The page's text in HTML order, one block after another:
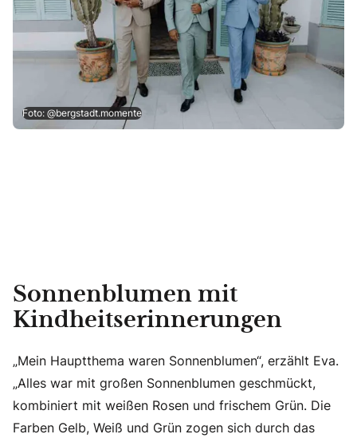
Foto: @bergstadt.momente
Sonnenblumen mit
Kindheitserinnerungen
„Mein Hauptthema waren Sonnenblumen“, erzählt Eva.
„Alles war mit großen Sonnenblumen geschmückt,
kombiniert mit weißen Rosen und frischem Grün. Die
Farben Gelb, Weiß und Grün zogen sich durch das